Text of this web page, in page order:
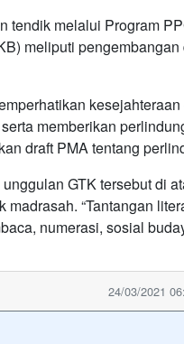
tendik melalui Program
meliputi
memberikan
draft PMA tentang
GTK tersebut di
“Tantangan
numerasi, sosial
24/03/2021